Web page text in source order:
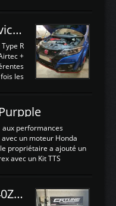
de la large bande
sweeney deepfake
sera connectée sur
GndAN pour
car l'information est une
variable d'un
le ...
Préparation Honda Civic Type R FK2
R
+
les
ou le
Une
sur le
fois
les ...
aux performances
un moteur Honda
propriétaire a ajouté un
avec un Kit TTS
de son moteur:
ajouté. 300Cv sans
Préparation Nissan 240Z SR20DET